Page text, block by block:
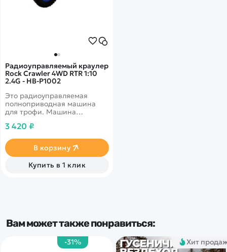
Радиоуправляемый краулер
Rock Crawler 4WD RTR 1:10
2.4G - HB-P1002
Это радиоуправляемая
полноприводная машина
для трофи. Машина
проходимостью и высоким
3 420 ₽
В корзину
Купить в 1 клик
Вам может также понравиться:
Хит
-31%